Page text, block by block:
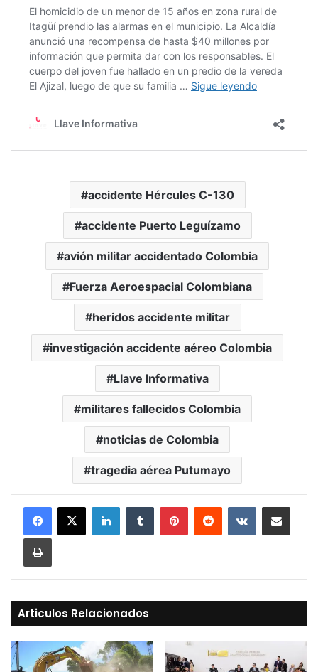
accidente Hércules C-130
accidente Puerto Leguízamo
avión militar accidentado Colombia
Fuerza Aeroespacial Colombiana
heridos accidente militar
investigación accidente aéreo Colombia
Llave Informativa
militares fallecidos Colombia
noticias de Colombia
tragedia aérea Putumayo
LinkedInTumblr PinterestReddit VKontakteCompartir vía Mail
Print
Articulos Relacionados